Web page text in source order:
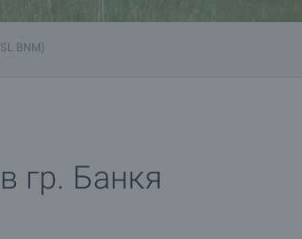
BNM)
гр. Банкя